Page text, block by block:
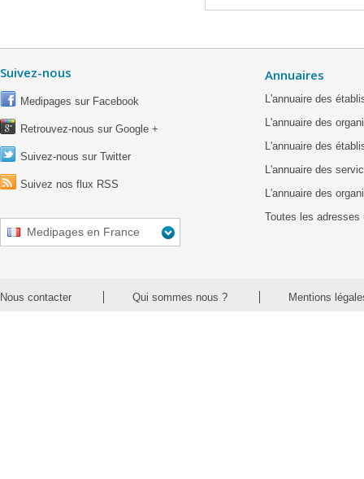
Suivez-nous
Medipages sur Facebook
Retrouvez-nous sur Google +
Suivez-nous sur Twitter
Suivez nos flux RSS
Medipages en France
Annuaires
L'annuaire des
L'annuaire des
L'annuaire des
L'annuaire des
L'annuaire des
Toutes les adresses
Nous contacter Qui sommes nous ? Mentions